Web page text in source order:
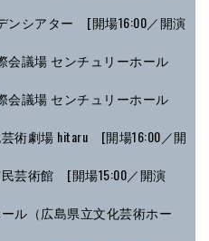
ンシアター [開場16:00／開演
会議場 センチュリーホール
会議場 センチュリーホール
術劇場 hitaru [開場16:00／開
芸術館 [開場15:00／開演
ル（広島県立文化芸術ホー